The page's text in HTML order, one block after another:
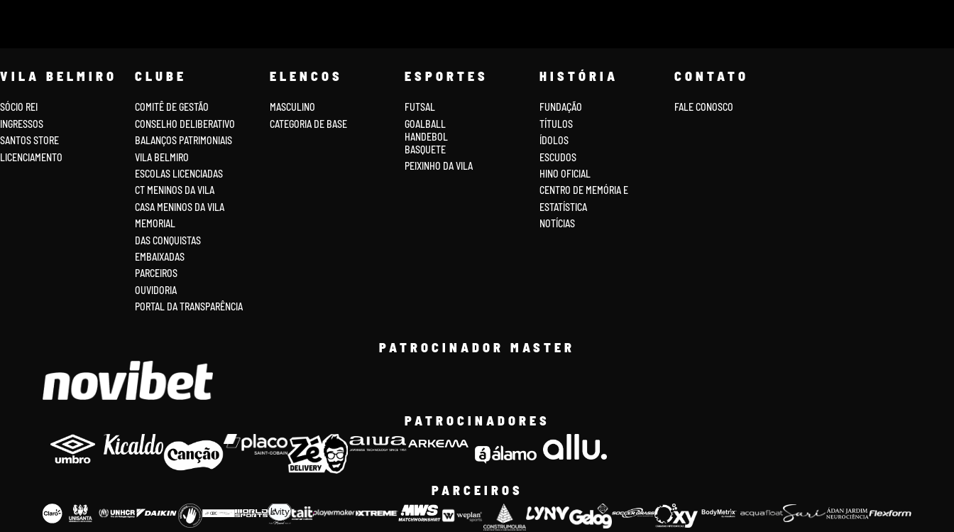
VILA BELMIRO
SÓCIO REI
INGRESSOS
SANTOS STORE
LICENCIAMENTO
CLUBE
COMITÊ DE GESTÃO
CONSELHO DELIBERATIVO
BALANÇOS PATRIMONIAIS
VILA BELMIRO
ESCOLAS LICENCIADAS
CT MENINOS DA VILA
CASA MENINOS DA VILA
MEMORIAL
DAS CONQUISTAS
EMBAIXADAS
PARCEIROS
OUVIDORIA
PORTAL DA TRANSPARÊNCIA
ELENCOS
MASCULINO
CATEGORIA DE BASE
ESPORTES
FUTSAL
GOALBALL
HANDEBOL
BASQUETE
PEIXINHO DA VILA
HISTÓRIA
FUNDAÇÃO
TÍTULOS
ÍDOLOS
ESCUDOS
HINO OFICIAL
CENTRO DE MEMÓRIA E
ESTATÍSTICA
NOTÍCIAS
CONTATO
FALE CONOSCO
PATROCINADOR MASTER
PATROCINADORES
PARCEIROS